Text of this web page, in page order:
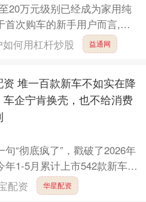
20万元级别已经成为家用纯
次购车的新手用户而言,选
张感与对车辆操控的陌生
如何用杠杆炒股 益通网
资 堆一百款新车不如实在降
车企宁肯换壳，也不给消费
“彻底疯了”，戳破了2026年
1-5月累计上市542款新车，
一日三餐还密集；而另....
配资 华星配资